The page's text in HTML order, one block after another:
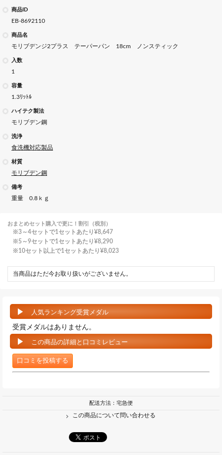
商品ID
EB-8692110
商品名
モリブデンジ2プラス テーパーパン 18cm ノンスティック
入数
1
容量
1.3ﾘｯﾄﾙ
ハイテク製法
モリブデン鋼
洗浄
食洗機対応製品
材質
モリブデン鋼
備考
重量 0.8ｋｇ
おまとめセット購入で更に！割引（税別）
3～4セットで1セットあたり¥8,647
5～9セットで1セットあたり¥8,290
10セット以上で1セットあたり¥8,023
当商品はただ今お取り扱いがございません。
人気ランキング受賞メダル
受賞メダルはありません。
この商品の詳細と口コミレビュー
口コミを投稿する
配送方法：宅急便
この商品について問い合わせる